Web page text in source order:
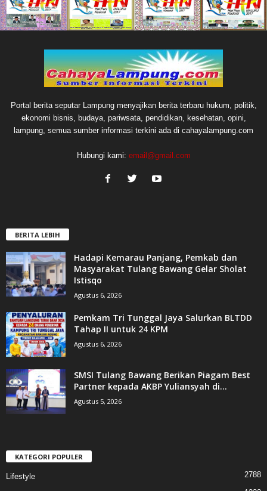
Portal berita seputar Lampung menyajikan berita terbaru hukum, politik,
ekonomi bisnis, budaya, pariwsata, pendidikan, kesehatan, opini,
lampung, semua sumber informasi terkini ada di cahayalampung.com
Hubungi kami: email@gmail.com
BERITA LEBIH
Hadapi Kemarau Panjang, Pemkab dan
Masyarakat Tulang Bawang Gelar Sholat
Istisqo
Agustus 6, 2026
Pemkam Tri Tunggal Jaya Salurkan BLTDD
Tahap II untuk 24 KPM
Agustus 6, 2026
SMSI Tulang Bawang Berikan Piagam Best
Partner kepada AKBP Yuliansyah di...
Agustus 5, 2026
KATEGORI POPULER
Lifestyle 2788